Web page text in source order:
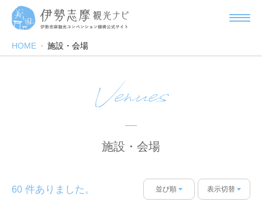
HOME 施設・会場
Venues
施設・会場
60 件ありました。 並び順 表示切替